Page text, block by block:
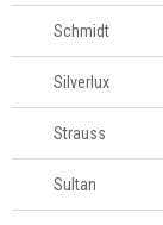
Schmidt
Silverlux
Strauss
Sultan